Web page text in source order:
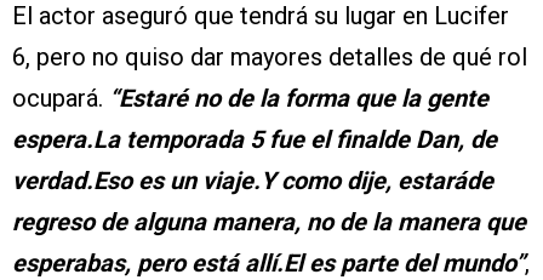
El actor aseguró que tendrá su lugar en Lucifer
6, pero no quiso dar mayores detalles de qué rol
ocupará. “Estaré no de la forma que la gente
espera.La temporada 5 fue el finalde Dan, de
verdad.Eso es un viaje.Y como dije, estaráde
regreso de alguna manera, no de la manera que
esperabas, pero está allí.El es parte del mundo”,